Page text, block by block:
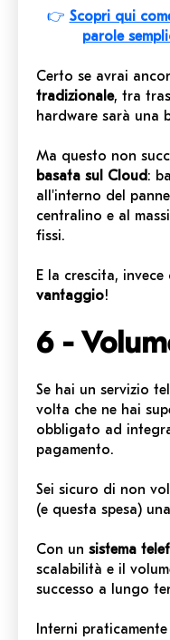
👉 Scopri qui
parole
Certo se avrai
tradizionale, tra
hardware sarà una
Ma questo non
basata sul Cloud:
all'interno del
centralino e al
fissi.
E la crescita,
vantaggio!
6 -
Se hai un servizio
volta che ne hai
obbligato ad
pagamento.
Sei sicuro di non
(e questa spesa)
Con un sistema
scalabilità e il
successo a lungo
Interni